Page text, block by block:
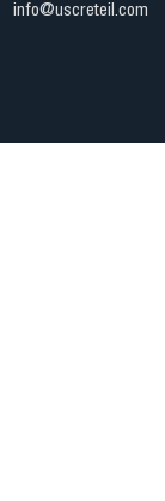
info@uscreteil.com